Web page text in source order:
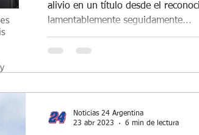
p... Elecciones Argentina Elecciones
e... Grave denuncia penal contra Cris...
Javier Milei podría verse perjud... Javier Milei
alivio en un título desde el
lamentablemente seguidamente...
Noticias 24 Argentina
23 abr 2023
6 min de lectura